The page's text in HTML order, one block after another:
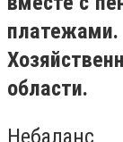
области.